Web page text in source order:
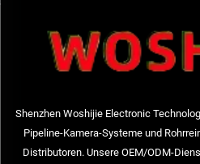
Shenzhen Woshijie Electronic
Pipeline-Kamera-Systeme und
Distributoren. Unsere OEM/ODM-